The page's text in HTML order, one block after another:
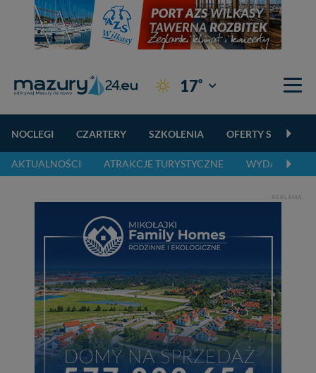
17° Giżycko
NOCLEGI CZARTERY SZKOLENIA OFERTY
AKTUALNOŚCI ATRAKCJE TURYSTYCZNE WYDARZENIA
REKLAMA